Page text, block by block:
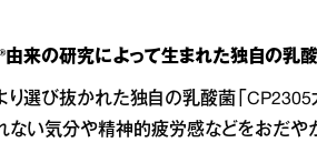
由来の研究によって生まれた独自の乳酸
り選び抜かれた独自の乳酸菌「
ない気分や精神的疲労感などをおだや